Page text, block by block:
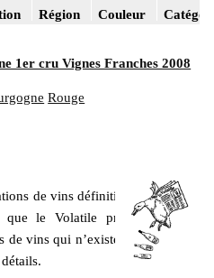
Région Couleur
1er cru Vignes Franches 2008
Rouge
de vins définitivement mis en
le Volatile préfère. Pas de
vins qui n’existent pas. Il tente